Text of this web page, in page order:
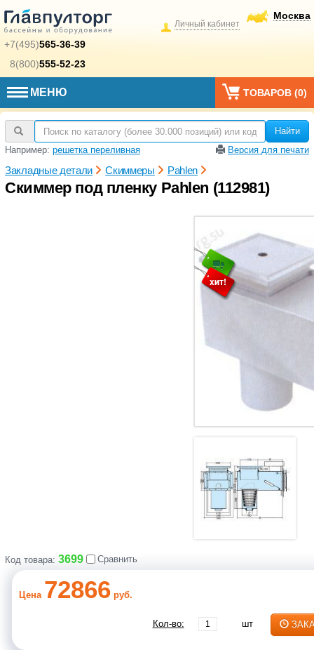
+7(495)565-36-39
8(800)555-52-23
Москва
Личный кабинет
МЕНЮ ТОВАРОВ (0)
Найти
Например: решетка переливная Версия для печати
Закладные детали Скиммеры Pahlen
Скиммер под пленку Pahlen (112981)
Код товара: 3699 Сравнить
Цена 72866 руб.
Кол-во: шт